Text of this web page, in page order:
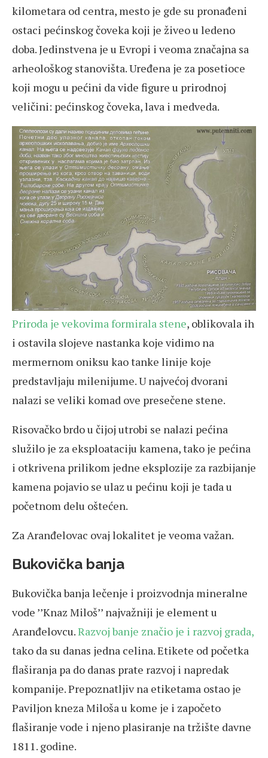
kilometara od centra, mesto je gde su pronađeni
ostaci pećinskog čoveka koji je živeo u ledeno
doba. Jedinstvena je u Evropi i veoma značajna sa
arheološkog stanovišta. Uređena je za posetioce
koji mogu u pećini da vide figure u prirodnoj
veličini: pećinskog čoveka, lava i medveda.
Priroda je vekovima formirala stene, oblikovala ih
i ostavila slojeve nastanka koje vidimo na
mermernom oniksu kao tanke linije koje
predstavljaju milenijume. U najvećoj dvorani
nalazi se veliki komad ove presečene stene.
Risovačko brdo u čijoj utrobi se nalazi pećina
služilo je za eksploataciju kamena, tako je pećina
i otkrivena prilikom jedne eksplozije za razbijanje
kamena pojavio se ulaz u pećinu koji je tada u
početnom delu oštećen.
Za Aranđelovac ovaj lokalitet je veoma važan.
Bukovička banja
Bukovička banja lečenje i proizvodnja mineralne
vode ’’Knaz Miloš’’ najvažniji je element u
Aranđelovcu.Razvoj banje značio je i razvoj grada,
tako da su danas jedna celina. Etikete od početka
flaširanja pa do danas prate razvoj i napredak
kompanije. Prepoznatljiv na etiketama ostao je
Paviljon kneza Miloša u kome je i započeto
flaširanje vode i njeno plasiranje na tržište davne
1811. godine.